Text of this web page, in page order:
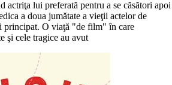
actriţa lui preferată pentru a se căsători apoi
a doua jumătate a vieţii actelor de
principat. O viaţă "de film" în care
şi cele tragice au avut